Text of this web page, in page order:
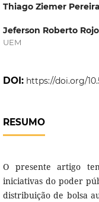
Thiago Ziemer Pereira
Jeferson Roberto Rojo
UEM
DOI: https://doi.org/
RESUMO
O presente artigo
iniciativas do poder
distribuição de bolsa